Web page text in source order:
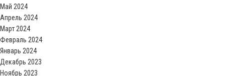
Май 2024
Апрель 2024
Март 2024
Февраль 2024
Январь 2024
Декабрь 2023
Ноябрь 2023